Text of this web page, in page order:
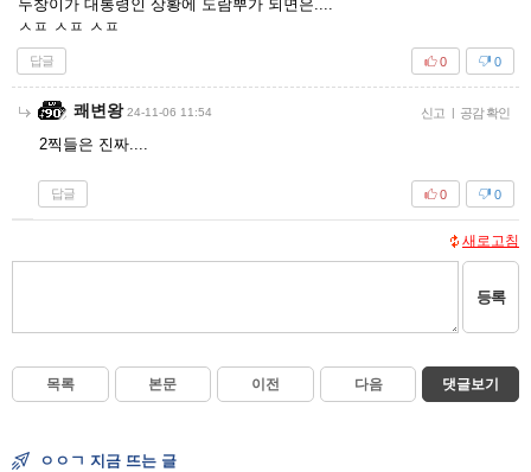
두창이가 대통령인 상황에 도람뿌가 되면은....
ㅅㅍ ㅅㅍ ㅅㅍ
답글 0
0
쾌변왕 24-11-06 11:54 신고 공감 확인
2찍들은 진짜....
답글 0
0
새로고침
등록
목록 본문 이전 다음 댓글보기
ㅇㅇㄱ 지금 뜨는 글